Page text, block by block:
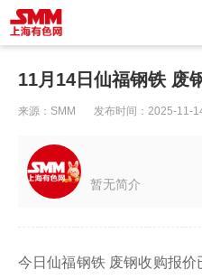
11月14日仙福钢铁 废
来源： SMM 发布时间： 2025-11-
暂无简介
今日仙福钢铁 废钢收购报